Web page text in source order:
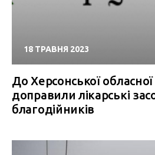
18 ТРАВНЯ 2023
До Херсонської обласної
доправили лікарські
благодійників